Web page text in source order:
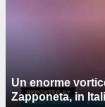
Un enorme
Zapponeta, in